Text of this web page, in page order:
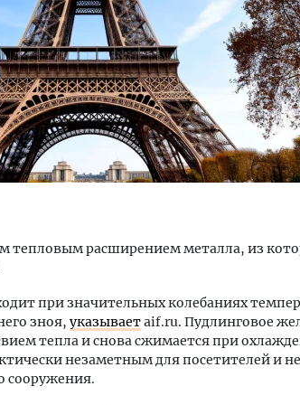
тепловым расширением металла, из
при значительных колебаниях
зноя, указываетaif.ru. Пудлинговое
тепла и снова сжимается при
незаметным для посетителей и
сооружения.
Смелость архитектурных
Генеральный директор